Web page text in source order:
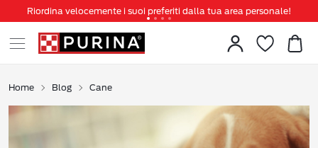
Riordina velocemente i suoi preferiti dalla tua area personale!
Tanti sconti e novità ti aspettano, non perderteli!
Spedizione gratuita a partire da 49 €
Home
Blog Cane